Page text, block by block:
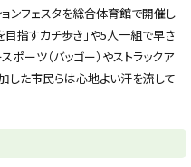
ンフェスタを総合体育館で開催し
目指すカチ歩き」や5人一組で早さ
ポーツ（バッゴー）やストラックア
した市民らは心地よい汗を流して